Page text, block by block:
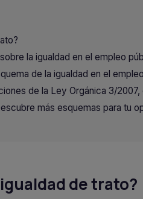
la igualdad en el empleo
de la igualdad en el
de la Ley Orgánica 3/2007,
más esquemas para tu
de trato?